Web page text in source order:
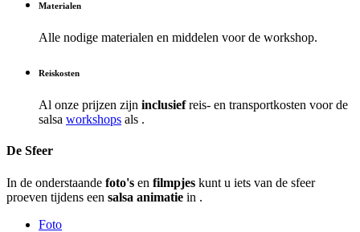
Materialen
Alle nodige materialen en middelen voor de workshop.
Reiskosten
Al onze prijzen zijn inclusiefreis- en transportkosten voor de
salsa workshops als .
De Sfeer
In de onderstaande foto's en filmpjes kunt u iets van de sfeer
proeven tijdens een salsa animatie in .
Foto